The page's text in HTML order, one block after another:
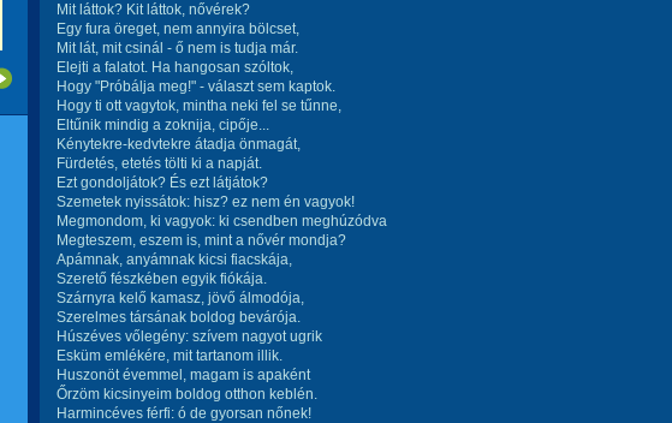
Mit láttok? Kit láttok, nővérek?
Egy fura öreget, nem annyira bölcset,
Mit lát, mit csinál - ő nem is tudja már.
Elejti a falatot. Ha hangosan szóltok,
Hogy "Próbálja meg!" - választ sem kaptok.
Hogy ti ott vagytok, mintha neki fel se tűnne,
Eltűnik mindig a zoknija, cipője...
Kénytekre-kedvtekre átadja önmagát,
Fürdetés, etetés tölti ki a napját.
Ezt gondoljátok? És ezt látjátok?
Szemetek nyissátok: hisz? ez nem én vagyok!
Megmondom, ki vagyok: ki csendben meghúzódva
Megteszem, eszem is, mint a nővér mondja?
Apámnak, anyámnak kicsi fiacskája,
Szerető fészkében egyik fiókája.
Szárnyra kelő kamasz, jövő álmodója,
Szerelmes társának boldog bevárója.
Húszéves vőlegény: szívem nagyot ugrik
Esküm emlékére, mit tartanom illik.
Huszonöt évemmel, magam is apaként
Őrzöm kicsinyeim boldog otthon keblén.
Harmincéves férfi: ó de gyorsan nőnek!